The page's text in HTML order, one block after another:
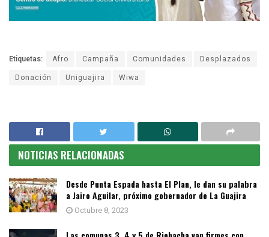
Etiquetas: Afro Campaña Comunidades
Desplazados
Donación
Uniguajira Wiwa
NOTICIAS RELACIONADAS
Desde Punta Espada hasta El Plan, le dan su palabra
a Jairo Aguilar, próximo gobernador de La Guajira
Octubre 8, 2023